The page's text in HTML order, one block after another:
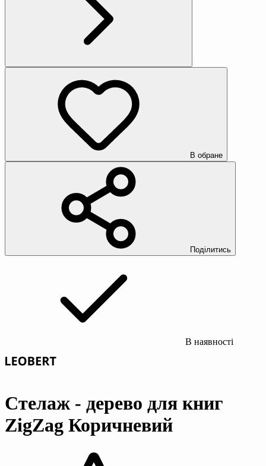
В обране
Поділитись
В наявності
Стелаж - дерево для книг
ZigZag Коричневий